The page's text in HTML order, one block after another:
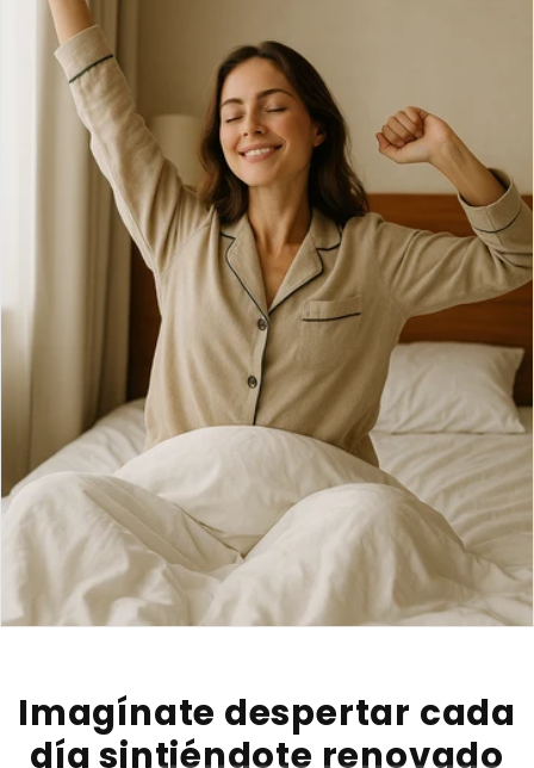
Imagínate despertar cada
día sintiéndote renovado